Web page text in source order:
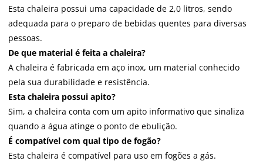
Esta chaleira possui uma capacidade de 2,0 litros, sendo
adequada para o preparo de bebidas quentes para diversas
pessoas.
De que material é feita a chaleira?
A chaleira é fabricada em aço inox, um material conhecido
pela sua durabilidade e resistência.
Esta chaleira possui apito?
Sim, a chaleira conta com um apito informativo que sinaliza
quando a água atinge o ponto de ebulição.
É compatível com qual tipo de fogão?
Esta chaleira é compatível para uso em fogões a gás.